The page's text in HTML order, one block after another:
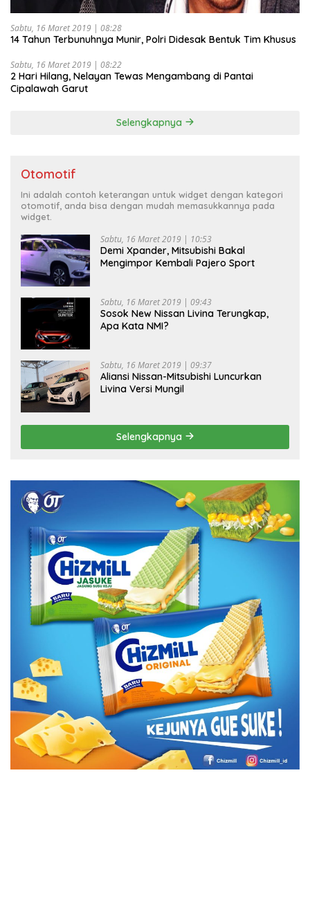
Sabtu, 16 Maret 2019 | 08:28
14 Tahun Terbunuhnya Munir, Polri Didesak Bentuk Tim Khusus
Sabtu, 16 Maret 2019 | 08:22
2 Hari Hilang, Nelayan Tewas Mengambang di Pantai
Cipalawah Garut
Selengkapnya
Otomotif
Ini adalah contoh keterangan untuk widget dengan kategori
otomotif, anda bisa dengan mudah memasukkannya pada
widget.
Sabtu, 16 Maret 2019 | 10:53
Demi Xpander, Mitsubishi Bakal
Mengimpor Kembali Pajero Sport
Sabtu, 16 Maret 2019 | 09:43
Sosok New Nissan Livina Terungkap,
Apa Kata NMI?
Sabtu, 16 Maret 2019 | 09:37
Aliansi Nissan-Mitsubishi Luncurkan
Livina Versi Mungil
Selengkapnya